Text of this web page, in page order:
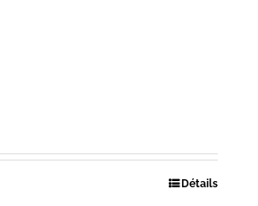
Détails